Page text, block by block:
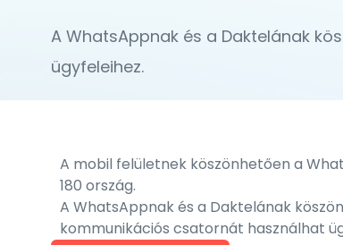
A WhatsAppnak és a Daktelának
ügyfeleihez.
A mobil felületnek köszönhetően a
180 ország.
A WhatsAppnak és a Daktelának
kommunikációs csatornát használhat